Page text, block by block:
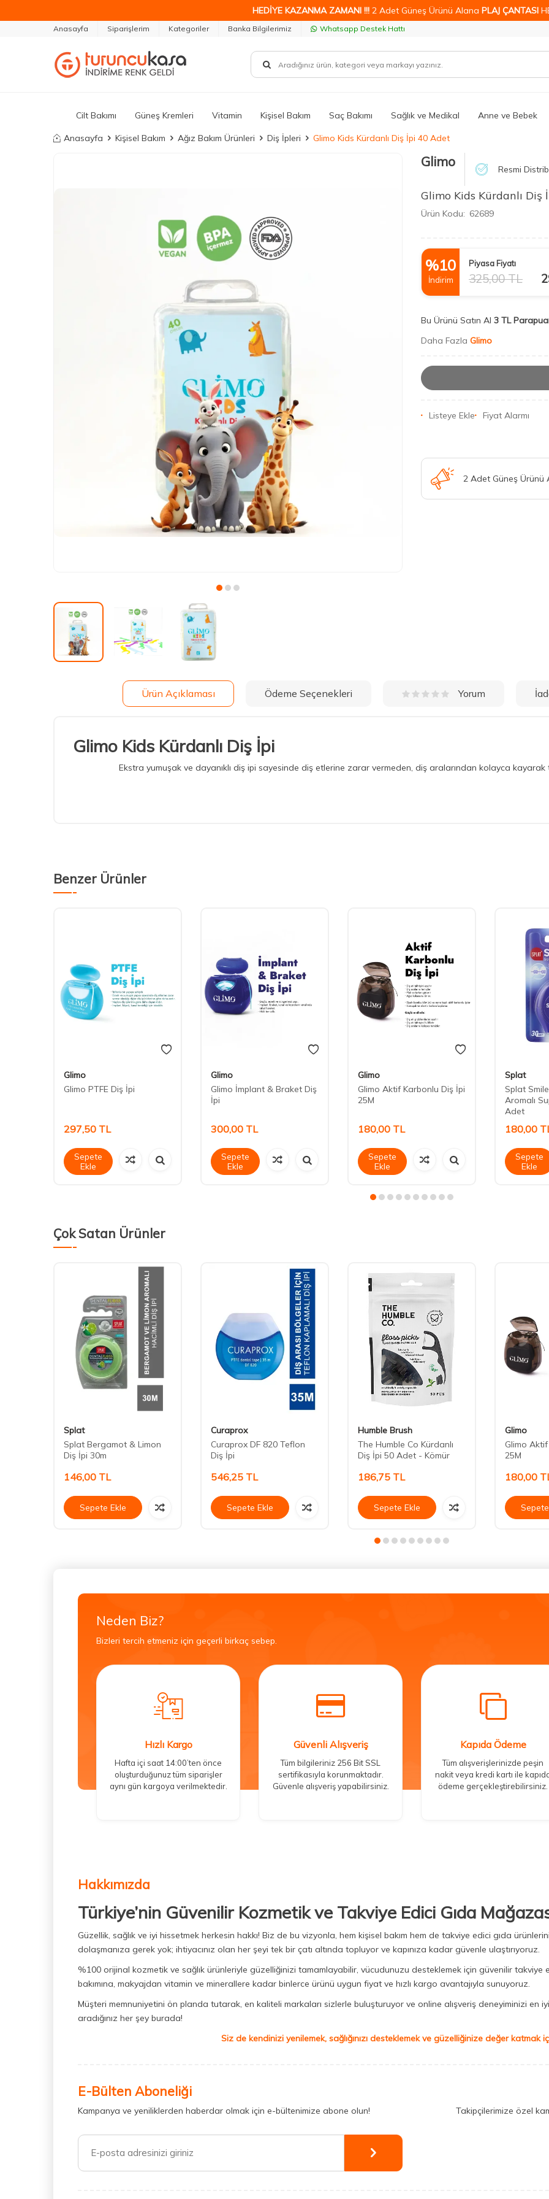
HEDİYE KAZANMA ZAMANI !!! 2 Adet Güneş Ürünü Alana PLAJ ÇANTASI
Anasayfa Siparişlerim Kategoriler Banka Bilgilerimiz Whatsapp Destek Hattı
Cilt Bakımı Güneş Kremleri Vitamin Kişisel Bakım Saç Bakımı Sağlık ve Medikal Anne ve Bebek
Anasayfa Kişisel Bakım Ağız Bakım Ürünleri Diş İpleri Glimo Kids Kürdanlı Diş İpi 40 Adet
Glimo Resmi
Glimo Kids Kürdanlı Diş
Ürün Kodu: 62689
%10
İndirim
Piyasa Fiyatı
325,00TL
Bu Ürünü Satın Al 3 TL
Daha Fazla Glimo
Listeye Ekle Fiyat Alarmı
2 Adet Güneş Ürünü
Ürün Açıklaması Ödeme Seçenekleri Yorum
Glimo Kids Kürdanlı Diş İpi
Ekstra yumuşak ve dayanıklı diş ipi sayesinde diş etlerine zarar vermeden, diş aralarından kolayca kayarak
Benzer Ürünler
Glimo
Glimo PTFE Diş İpi
297,50 TL
Sepete
Ekle
Glimo
Glimo İmplant & Braket Diş
İpi
300,00 TL
Sepete
Ekle
Glimo
Glimo Aktif Karbonlu Diş İpi
25M
180,00 TL
Sepete
Ekle
Splat
Splat
Aromalı
Adet
180,00
Sepete
Ekle
Çok Satan Ürünler
Splat
Splat Bergamot & Limon
Diş İpi 30m
146,00 TL
Sepete Ekle
Curaprox
Curaprox DF 820 Teflon
Diş İpi
546,25 TL
Sepete Ekle
Humble Brush
The Humble Co Kürdanlı
Diş İpi 50 Adet - Kömür
186,75 TL
Sepete Ekle
Glimo
Glimo
25M
180,00
Neden Biz?
Bizleri tercih etmeniz için geçerli birkaç sebep.
Hızlı Kargo
Hafta içi saat 14:00’ten önce
oluşturduğunuz tüm siparişler
aynı gün kargoya verilmektedir.
Güvenli Alışveriş
Tüm bilgileriniz 256 Bit SSL
sertifikasıyla korunmaktadır.
Güvenle alışveriş yapabilirsiniz.
Kapıda Ödeme
Tüm alışverişlerinizde peşin
nakit veya kredi kartı ile
ödeme gerçekleştirebilirsiniz.
Hakkımızda
Türkiye’nin Güvenilir Kozmetik ve Takviye Edici Gıda
Güzellik, sağlık ve iyi hissetmek herkesin hakkı! Biz de bu vizyonla, hem kişisel bakım hem de takviye edici gıda
dolaşmanıza gerek yok; ihtiyacınız olan her şeyi tek bir çatı altında topluyor ve kapınıza kadar güvenle ulaştırıyoruz.
%100 orijinal kozmetik ve sağlık ürünleriyle güzelliğinizi tamamlayabilir, vücudunuzu desteklemek için güvenilir takviye
bakımına, makyajdan vitamin ve minerallere kadar binlerce ürünü uygun fiyat ve hızlı kargo avantajıyla sunuyoruz.
Müşteri memnuniyetini ön planda tutarak, en kaliteli markaları sizlerle buluşturuyor ve online alışveriş deneyiminizi en
aradığınız her şey burada!
Siz de kendinizi yenilemek, sağlığınızı desteklemek ve güzelliğinize değer katmak
E-Bülten Aboneliği
Kampanya ve yeniliklerden haberdar olmak için e-bültenimize abone olun! Takipçilerimize özel